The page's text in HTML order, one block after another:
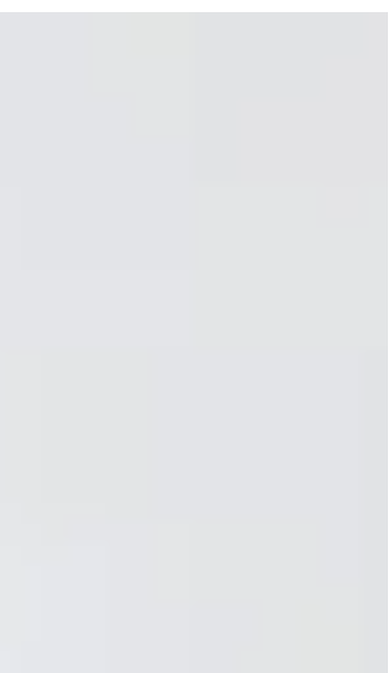
qu'ils soient rapide, complets...